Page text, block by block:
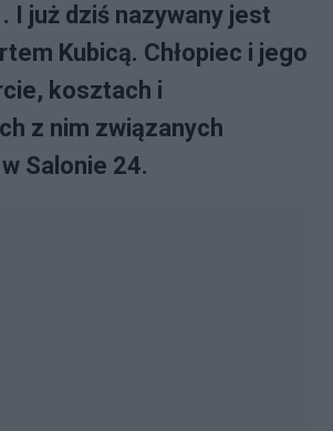
I już dziś nazywany jest
Kubicą. Chłopiec i jego
kosztach i
z nim związanych
Salonie 24.